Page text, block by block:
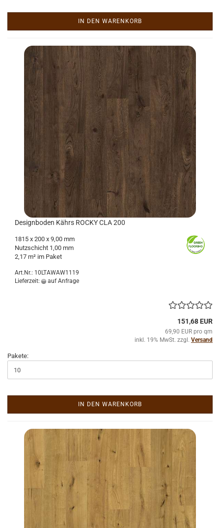
IN DEN WARENKORB
De­sign­bo­den Kährs ROCKY CLA 200
1815 x 200 x 9,00 mm
Nutz­schicht 1,00 mm
2,17 m² im Paket
Art.Nr.: 10LTAWAW1119
Lieferzeit:
auf Anfrage
151,68 EUR
69,90 EUR pro qm
inkl. 19% MwSt. zzgl. Versand
Pakete:
IN DEN WARENKORB